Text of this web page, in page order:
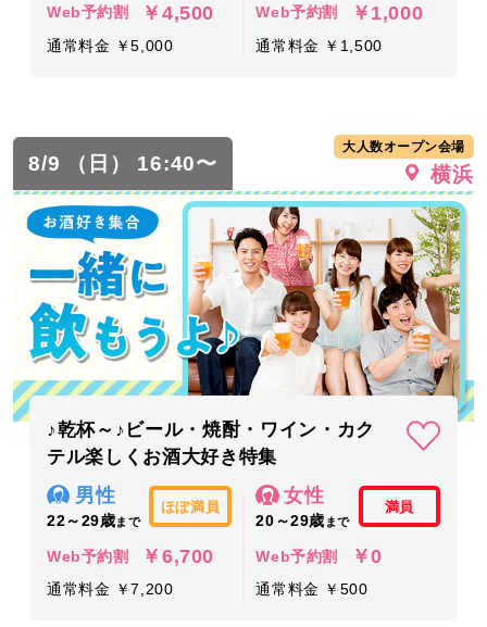
Web予約割 ￥4,500
通常料金 ￥5,000
Web予約割 ￥1,000
通常料金 ￥1,500
8/9 （日） 16:40〜
大人数オープン会場
横浜
♪乾杯～♪ビール・焼酎・ワイン・カク
テル楽しくお酒大好き特集
男性
22～29歳まで
ほぼ満員
Web予約割 ￥6,700
通常料金 ￥7,200
女性
20～29歳 まで
満員
Web予約割 ￥0
通常料金 ￥500